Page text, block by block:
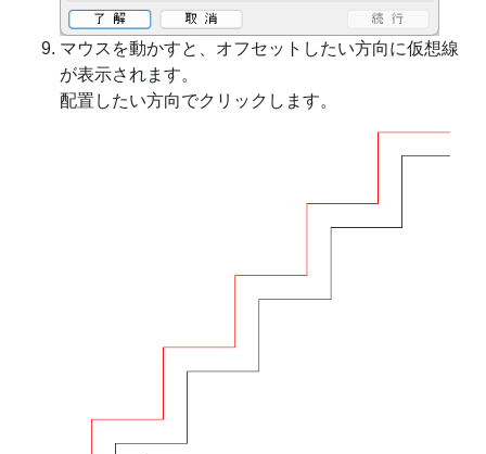
マウスを動かすと、オフセットしたい方向に仮想線
が表示されます。
配置したい方向でクリックします。